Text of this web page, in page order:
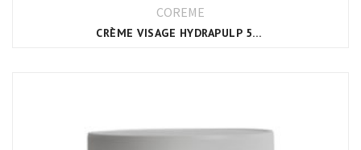
COREME
CRÈME VISAGE HYDRAPULP 50ML CORÈME